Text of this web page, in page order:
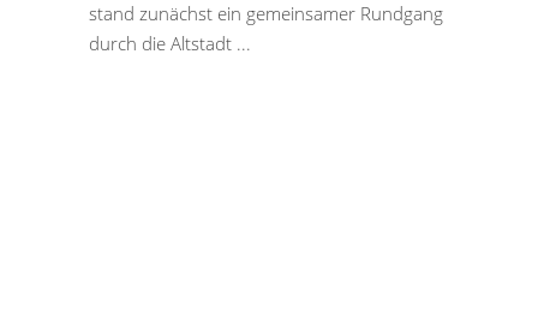
stand zunächst ein gemeinsamer Rundgang
durch die Altstadt